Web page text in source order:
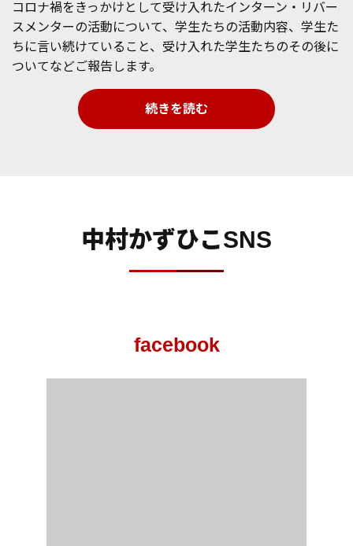
コロナ禍をきっかけとして受け入れたインターン・リバー
スメンターの活動について、学生たちの活動内容、学生た
ちに言い続けていること、受け入れた学生たちのその後に
ついてなどご報告します。
続きを読む
中村かずひこSNS
facebook